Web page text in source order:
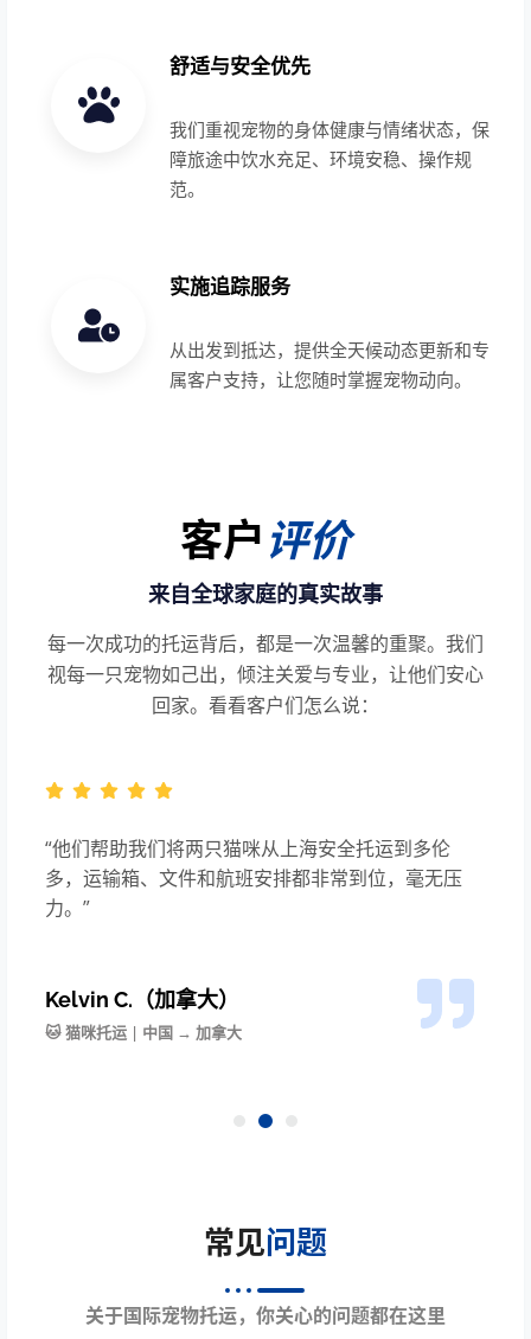
舒适与安全优先
我们重视宠物的身体健康与情绪状态，保
障旅途中饮水充足、环境安稳、操作规
范。
实施追踪服务
从出发到抵达，提供全天候动态更新和专
属客户支持，让您随时掌握宠物动向。
客户评价
来自全球家庭的真实故事
每一次成功的托运背后，都是一次温馨的重聚。我们
视每一只宠物如己出，倾注关爱与专业，让他们安心
回家。看看客户们怎么说：
“他们帮助我们将两只猫咪从上海安全托运到多伦
多，运输箱、文件和航班安排都非常到位，毫无压
力。”
Kelvin C.（加拿大）
🐱 猫咪托运 | 中国 → 加拿大
常见问题
关于国际宠物托运，你关心的问题都在这里